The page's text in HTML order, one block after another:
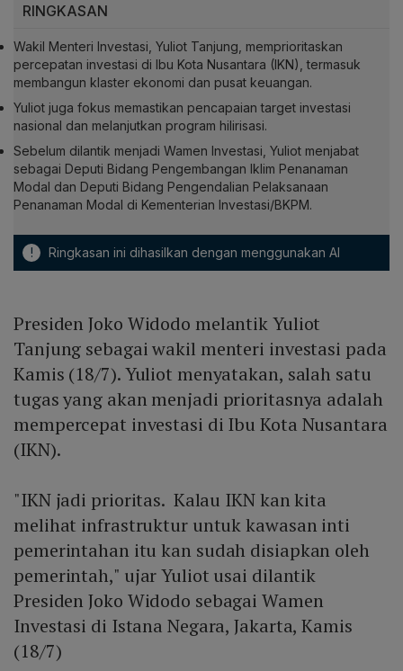
RINGKASAN
Wakil Menteri Investasi, Yuliot Tanjung, memprioritaskan
percepatan investasi di Ibu Kota Nusantara (IKN), termasuk
membangun klaster ekonomi dan pusat keuangan.
Yuliot juga fokus memastikan pencapaian target investasi
nasional dan melanjutkan program hilirisasi.
Sebelum dilantik menjadi Wamen Investasi, Yuliot menjabat
sebagai Deputi Bidang Pengembangan Iklim Penanaman
Modal dan Deputi Bidang Pengendalian Pelaksanaan
Penanaman Modal di Kementerian Investasi/BKPM.
! Ringkasan ini dihasilkan dengan menggunakan AI
Presiden Joko Widodo melantik Yuliot
Tanjung sebagai wakil menteri investasi pada
Kamis (18/7). Yuliot menyatakan, salah satu
tugas yang akan menjadi prioritasnya adalah
mempercepat investasi di Ibu Kota Nusantara
(IKN).
"IKN jadi prioritas. Kalau IKN kan kita
melihat infrastruktur untuk kawasan inti
pemerintahan itu kan sudah disiapkan oleh
pemerintah," ujar Yuliot usai dilantik
Presiden Joko Widodo sebagai Wamen
Investasi di Istana Negara, Jakarta, Kamis
(18/7)